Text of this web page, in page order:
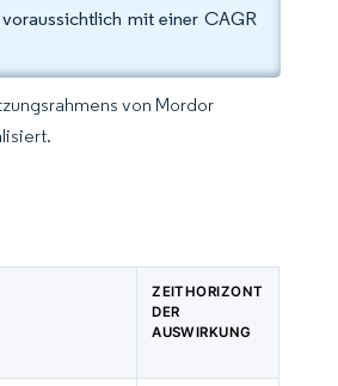
mit einer CAGR
von Mordor
ZEITHORIZONT
DER
AUSWIRKUNG